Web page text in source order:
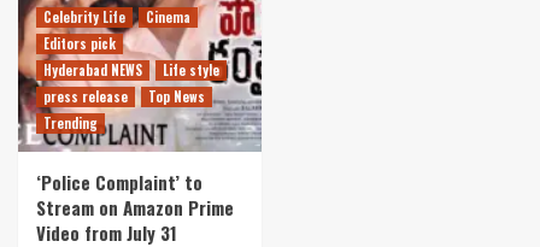
Celebrity Life
Cinema
Editors pick
Hyderabad NEWS
Life style
press release
Top News
Trending
‘Police Complaint’ to
Stream on Amazon Prime
Video from July 31